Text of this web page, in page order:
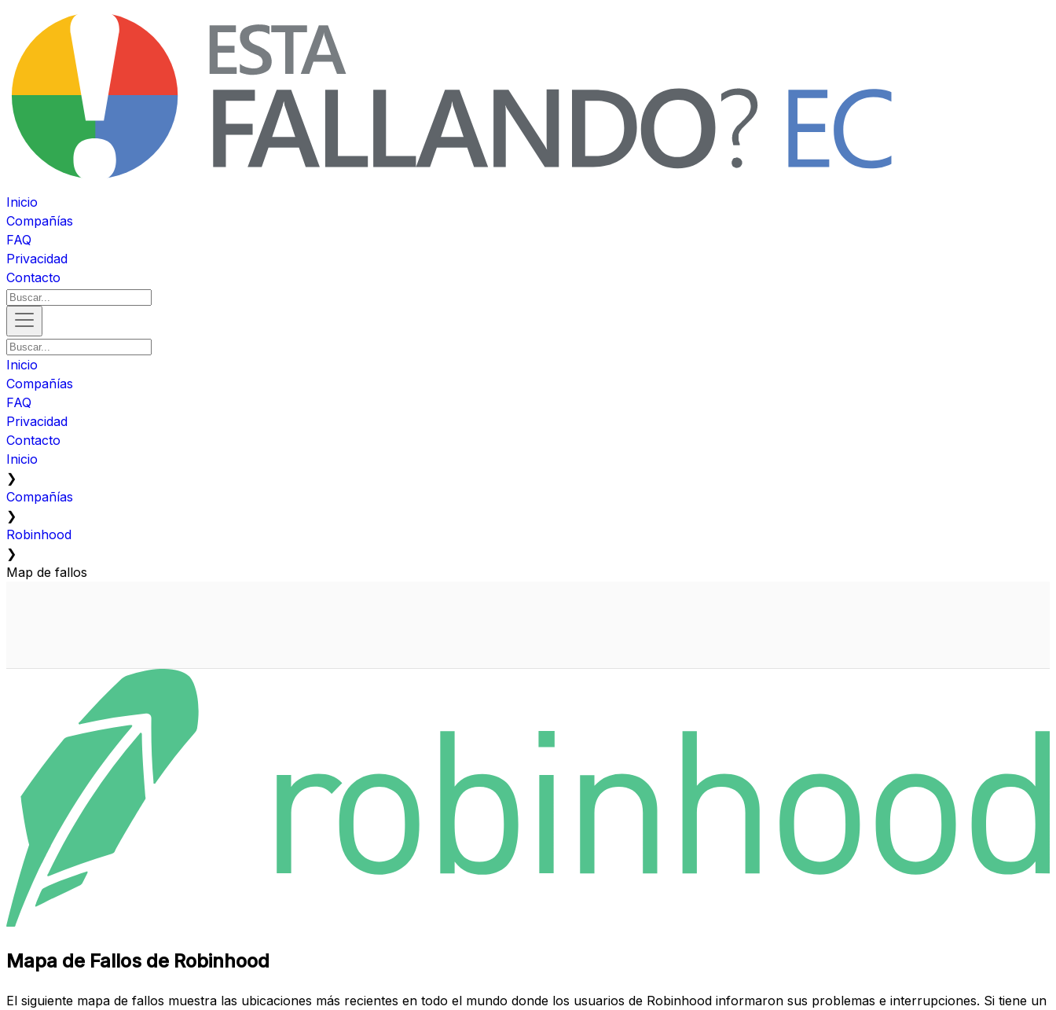
Inicio
Compañías
FAQ
Privacidad
Contacto
Inicio
Compañías
FAQ
Privacidad
Contacto
Inicio
❯
Compañías
❯
Robinhood
❯
Map de fallos
Mapa de Fallos de Robinhood
El siguiente mapa de fallos muestra las ubicaciones más recientes en todo el mundo donde los usuarios de Robinhood informaron sus problemas e interrupciones. Si tiene un